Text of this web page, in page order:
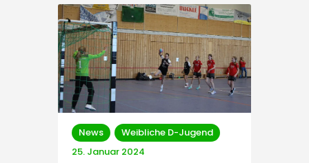
News
Weibliche D-Jugend
25. Januar 2024